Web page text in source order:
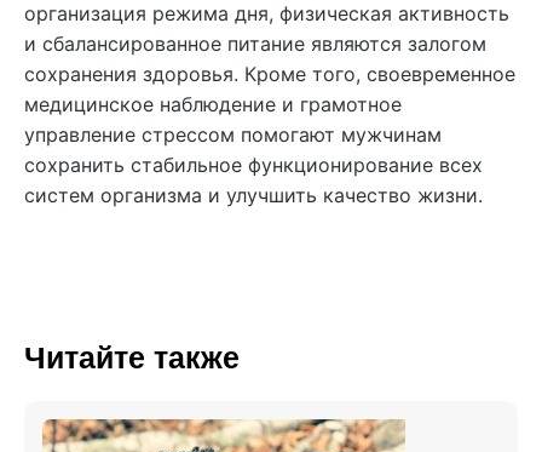
организация режима дня, физическая активность
и сбалансированное питание являются залогом
сохранения здоровья. Кроме того, своевременное
медицинское наблюдение и грамотное
управление стрессом помогают мужчинам
сохранить стабильное функционирование всех
систем организма и улучшить качество жизни.
Читайте также